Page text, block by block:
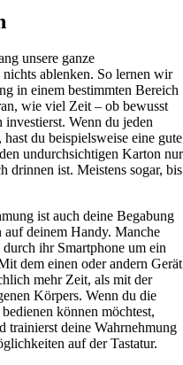
unsere ganze
ablenken. So lernen wir
in einem bestimmten Bereich
wie viel Zeit – ob bewusst
Wenn du jeden
du beispielsweise eine gute
undurchsichtigen Karton nur
drinnen ist. Meistens sogar, bis
ist auch deine Begabung
auf deinem Handy. Manche
ihr Smartphone um ein
dem einen oder andern Gerät
mehr Zeit, als mit der
Körpers. Wenn du die
können möchtest,
trainierst deine Wahrnehmung
auf der Tastatur.